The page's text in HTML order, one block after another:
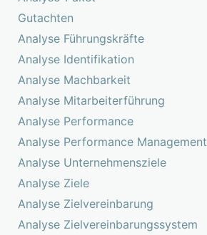
Gutachten
Analyse Führungskräfte
Analyse Identifikation
Analyse Machbarkeit
Analyse Mitarbeiterführung
Analyse Performance
Analyse Performance Management
Analyse Unternehmensziele
Analyse Ziele
Analyse Zielvereinbarung
Analyse Zielvereinbarungssystem